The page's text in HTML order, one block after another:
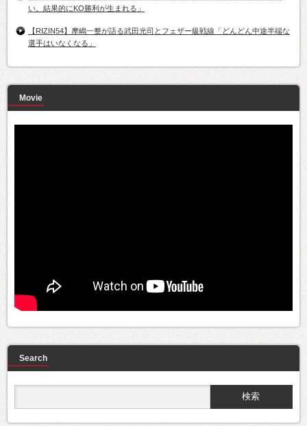
い。結果的にKO勝利が生まれる」
【RIZIN54】摩嶋一整が語る武田光司とフェザー級戦線「どんどん中途半端な
選手はいなくなる」
Movie
Search